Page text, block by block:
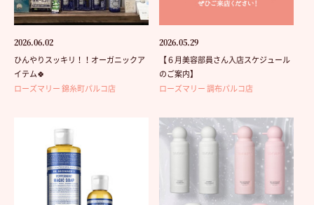
2026.06.02
ひんやりスッキリ！！オーガニックア
イテム🍀
ローズマリー 錦糸町パルコ店
2026.05.29
【６月美容部員さん入店スケジュール
のご案内】
ローズマリー 調布パルコ店